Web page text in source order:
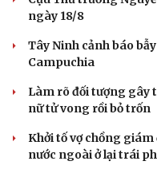
ngày 18/8
Tây Ninh cảnh báo
Campuchia
Làm rõ đối tượng gây
nữ tử vong rồi bỏ trốn
Khởi tố vợ chồng
nước ngoài ở lại trái